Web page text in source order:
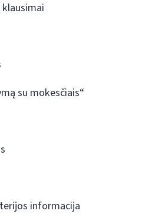
su mokesčiais“
informacija